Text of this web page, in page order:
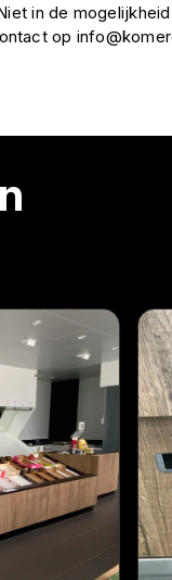
in de
op